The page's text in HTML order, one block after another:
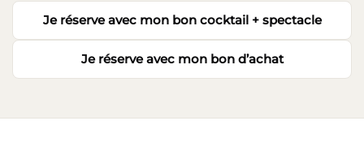
Je réserve avec mon bon cocktail + spectacle
Je réserve avec mon bon d’achat